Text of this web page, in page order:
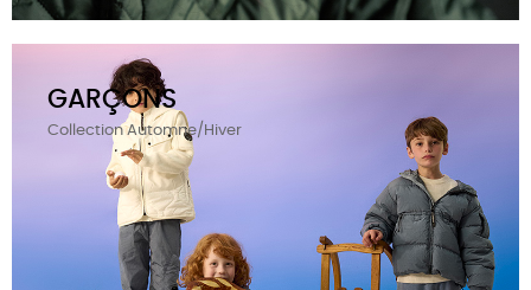
GARÇONS
Collection Automne/Hiver